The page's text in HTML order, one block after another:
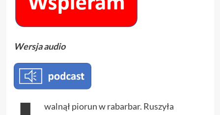
Wersja audio
walnął piorun w rabarbar. Ruszyła